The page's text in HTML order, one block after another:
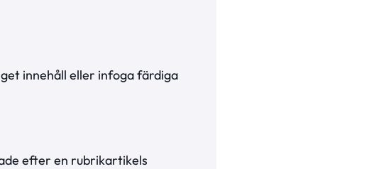
innehåll eller infoga färdiga
efter en rubrikartikels